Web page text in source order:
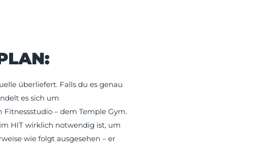
überliefert. Falls du es genau
es sich um
– dem Temple Gym.
HIT wirklich notwendig ist, um
wie folgt ausgesehen – er